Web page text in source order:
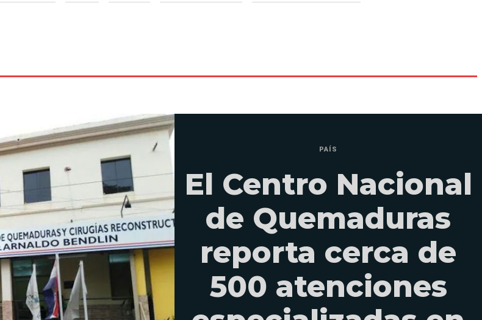
PAÍS
El Centro Nacional
de Quemaduras
reporta cerca de
500 atenciones